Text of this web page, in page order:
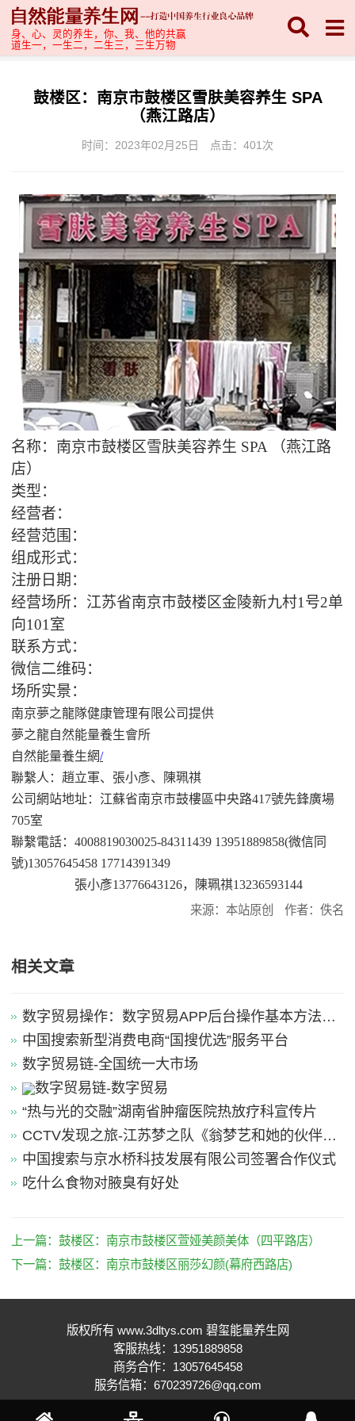
身、心、灵的养生，你、我、他的共赢
道生一，一生二，二生三，三生万物
鼓楼区：南京市鼓楼区雪肤美容养生 SPA
（燕江路店）
时间：2023年02月25日 点击： 401次
名称：南京市鼓楼区雪肤美容养生 SPA （燕江路
店）
类型：
经营者：
经营范围：
组成形式：
注册日期：
经营场所：江苏省南京市鼓楼区金陵新九村1号2单
向101室
联系方式：
微信二维码：
场所实景：
南京夢之龍隊健康管理有限公司提供
夢之龍自然能量養生會所
自然能量養生網/
聯繫人：趙立軍、張小彥、陳珮祺
公司網站地址：江蘇省南京市鼓樓區中央路417號先鋒廣場
705室
聯繫電話： 4008819030025-84311439 13951889858(微信同
號)13057645458 17714391349
張小彥13776643126，陳珮祺13236593144
来源：本站原创
作者：佚名
相关文章
数字贸易操作：数字贸易APP后台操作基本方法引
导
中国搜索新型消费电商“国搜优选”服务平台
数字贸易链-全国统一大市场
数字贸易链-数字贸易
“热与光的交融”湖南省肿瘤医院热放疗科宣传片
CCTV发现之旅-江苏梦之队《翁梦艺和她的伙伴
们》
中国搜索与京水桥科技发展有限公司签署合作仪式
吃什么食物对腋臭有好处
上一篇： 鼓楼区：南京市鼓楼区萱娅美颜美体（四平路店）
下一篇： 鼓楼区：南京市鼓楼区丽莎幻颜(幕府西路店)
版权所有 www.3dltys.com 碧玺能量养生网
客服热线：13951889858
商务合作：13057645458
服务信箱：670239726@qq.com